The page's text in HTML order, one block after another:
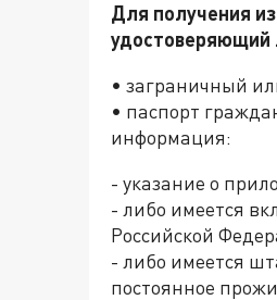
Для получения
удостоверяющий
• заграничный
• паспорт
информация:
- указание о
- либо имеется
Российской
- либо имеется
постоянное